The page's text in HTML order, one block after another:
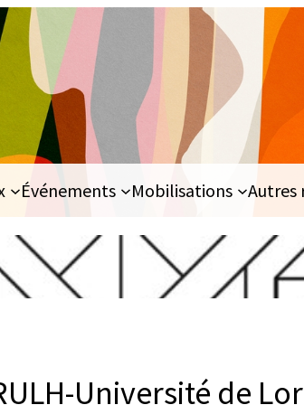
Événements Mobilisations Autres
Université de